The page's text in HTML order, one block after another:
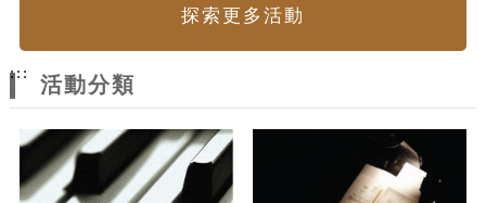
探索更多活動
:::
活動分類